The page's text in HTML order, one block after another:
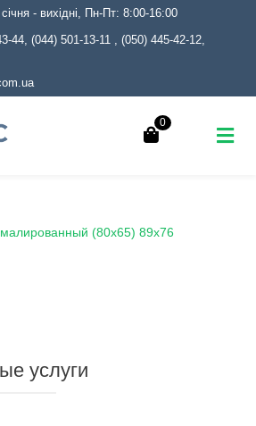
- вихідні, Пн-Пт: 8:00-16:00
44, (044) 501-13-11 , (050) 445-42-12,
0
(80х65) 89х76
услуги